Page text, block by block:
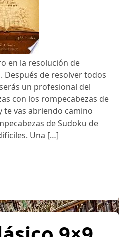
en la resolución de
Después de resolver todos
un profesional del
con los rompecabezas de
te vas abriendo camino
de Sudoku de
Una […]